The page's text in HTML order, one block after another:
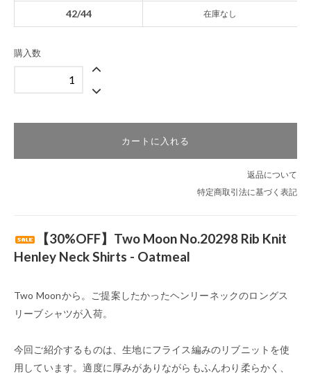
42/44 在庫なし
購入数
カートに入れる
返品について
特定商取引法に基づく表記
【30%OFF】Two Moon No.20298 Rib Knit
Henley Neck Shirts - Oatmeal
Two Moonから。ご提案したかったヘンリーネックのロングス
リーブシャツが入荷。
今回ご紹介するものは、生地にフライス編みのリブニットを使
用しています。適度に厚みがありながらもふんわり柔らかく、